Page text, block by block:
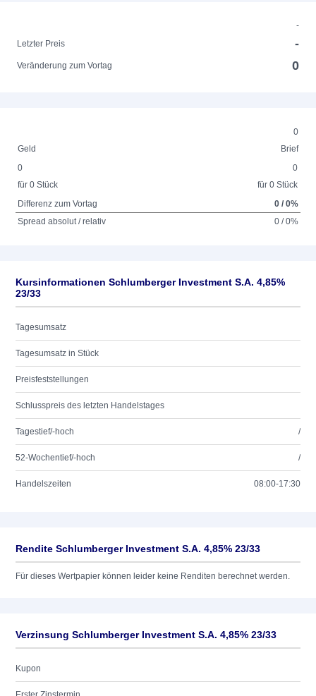
-
Letzter Preis
-
Veränderung zum Vortag 0
0
Geld
Brief
0
für 0 Stück
0
für 0 Stück
Differenz zum Vortag
0 / 0%
Spread absolut / relativ
0 / 0%
Kursinformationen Schlumberger Investment S.A. 4,85%
23/33
Tagesumsatz
Tagesumsatz in Stück
Preisfeststellungen
Schlusspreis des letzten Handelstages
Tagestief/-hoch /
52-Wochentief/-hoch /
Handelszeiten 08:00-17:30
Rendite Schlumberger Investment S.A. 4,85% 23/33
Für dieses Wertpapier können leider keine Renditen berechnet werden.
Verzinsung Schlumberger Investment S.A. 4,85% 23/33
Kupon